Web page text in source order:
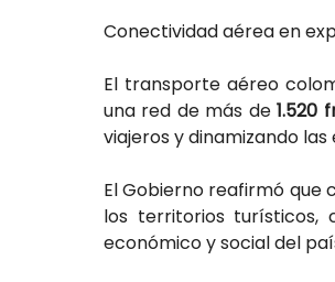
Conectividad aérea en
El transporte aéreo
una red de más de1.520
viajeros y dinamizando
El Gobierno reafirmó
los territorios
económico y social del